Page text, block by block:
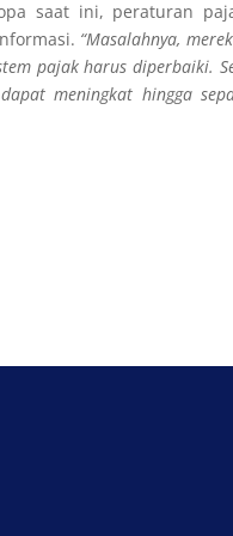
saat ini, peraturan
“Masalahnya,
pajak harus diperbaiki.
meningkat hingga